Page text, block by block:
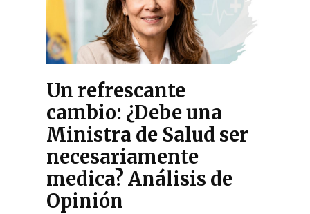
Un refrescante
cambio: ¿Debe una
Ministra de Salud ser
necesariamente
medica? Análisis de
Opinión